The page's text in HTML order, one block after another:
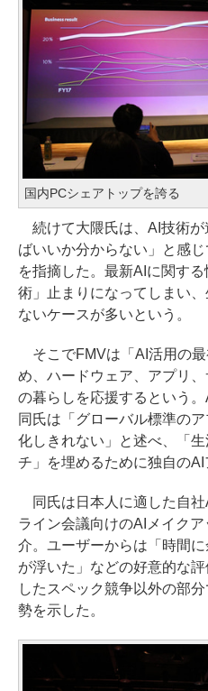
国内PCシェアトップを誇る
続けて大隈氏は、AI技術が
ばいいか分からない」と感
を指摘した。最新AIに関す
術」止まりになってしまい
ないケースが多いという。
そこでFMVは「AI活用の
め、ハードウェア、アプリ
の暮らしを応援するという。
同氏は「グローバル標準の
化しきれない」と述べ、「
チ」を埋めるために独自のAI
同氏は日本人に適した自社
ライン会議向けのAIメイク
介。ユーザーからは「時間
が浮いた」などの好意的な
したスペック競争以外の部
勢を示した。